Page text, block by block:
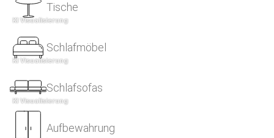
Tische
Schlafmöbel
Schlafsofas
Aufbewahrung